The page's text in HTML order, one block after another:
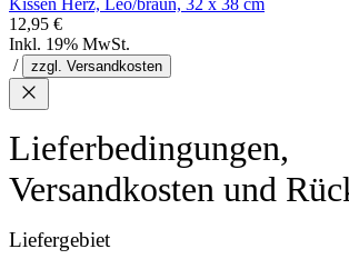
Kissen Herz, Leo/braun, 32 x 38 cm
12,95 €
Inkl. 19% MwSt.
/
zzgl. Versandkosten
Lieferbedingungen,
Versandkosten und
Liefergebiet